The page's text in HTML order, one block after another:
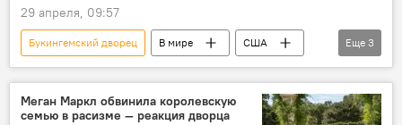
29 апреля, 09:57
Букингемский дворец В мире
США
Великобритания
Дональд Трамп
Карл III
Еще 3
Меган Маркл обвинила королевскую
семью в расизме — реакция дворца